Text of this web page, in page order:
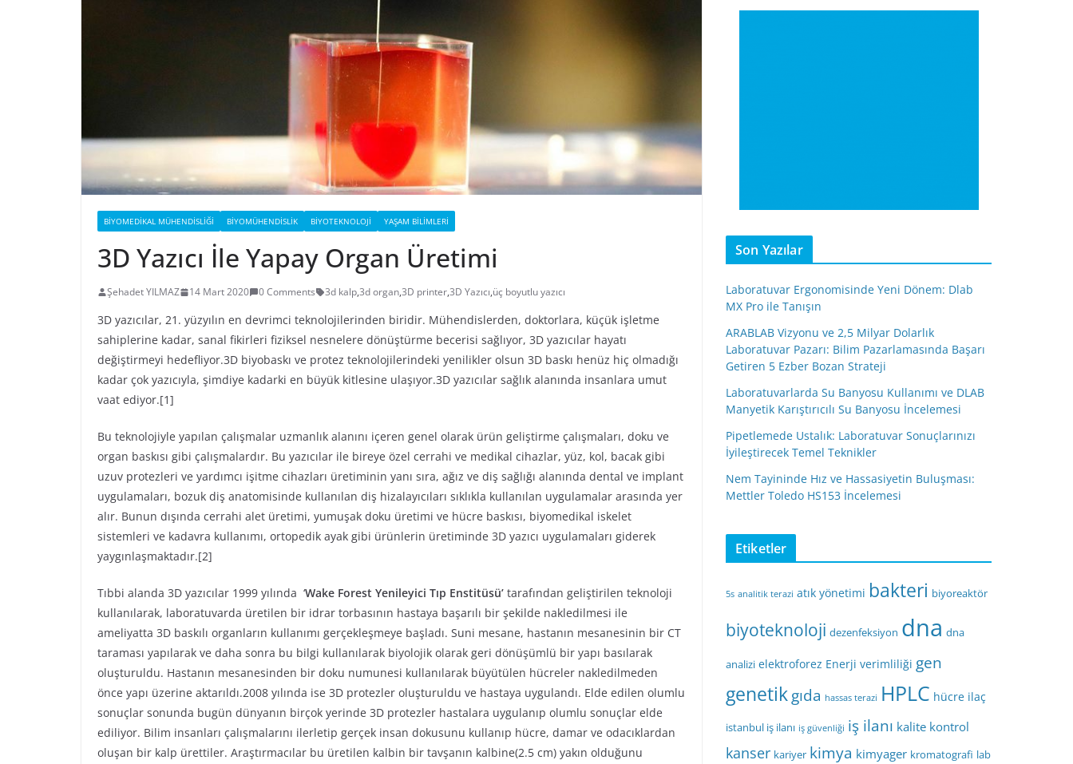
BIYOMEDIKAL MÜHENDISLIĞI BIYOMÜHENDISLIK BIYOTEKNOLOJI YAŞAM BILIMLERI
3D Yazıcı İle Yapay Organ Üretimi
Şehadet YILMAZ 14 Mart 2020 0 Comments 3d kalp,3d organ,3D printer,3D Yazıcı,üç boyutlu yazıcı
3D yazıcılar, 21. yüzyılın en devrimci teknolojilerinden biridir. Mühendislerden, doktorlara, küçük işletme
sahiplerine kadar, sanal fikirleri fiziksel nesnelere dönüştürme becerisi sağlıyor, 3D yazıcılar hayatı
değiştirmeyi hedefliyor.3D biyobaskı ve protez teknolojilerindeki yenilikler olsun 3D baskı henüz hiç olmadığı
kadar çok yazıcıyla, şimdiye kadarki en büyük kitlesine ulaşıyor.3D yazıcılar sağlık alanında insanlara umut
vaat ediyor.[1]
Bu teknolojiyle yapılan çalışmalar uzmanlık alanını içeren genel olarak ürün geliştirme çalışmaları, doku ve
organ baskısı gibi çalışmalardır. Bu yazıcılar ile bireye özel cerrahi ve medikal cihazlar, yüz, kol, bacak gibi
uzuv protezleri ve yardımcı işitme cihazları üretiminin yanı sıra, ağız ve diş sağlığı alanında dental ve implant
uygulamaları, bozuk diş anatomisinde kullanılan diş hizalayıcıları sıklıkla kullanılan uygulamalar arasında yer
alır. Bunun dışında cerrahi alet üretimi, yumuşak doku üretimi ve hücre baskısı, biyomedikal iskelet
sistemleri ve kadavra kullanımı, ortopedik ayak gibi ürünlerin üretiminde 3D yazıcı uygulamaları giderek
yaygınlaşmaktadır.[2]
Tıbbi alanda 3D yazıcılar 1999 yılında ‘Wake Forest Yenileyici Tıp Enstitüsü’ tarafından geliştirilen teknoloji
kullanılarak, laboratuvarda üretilen bir idrar torbasının hastaya başarılı bir şekilde nakledilmesi ile
ameliyatta 3D baskılı organların kullanımı gerçekleşmeye başladı. Suni mesane, hastanın mesanesinin bir CT
taraması yapılarak ve daha sonra bu bilgi kullanılarak biyolojik olarak geri dönüşümlü bir yapı basılarak
oluşturuldu. Hastanın mesanesinden bir doku numunesi kullanılarak büyütülen hücreler nakledilmeden
önce yapı üzerine aktarıldı.2008 yılında ise 3D protezler oluşturuldu ve hastaya uygulandı. Elde edilen olumlu
sonuçlar sonunda bugün dünyanın birçok yerinde 3D protezler hastalara uygulanıp olumlu sonuçlar elde
ediliyor. Bilim insanları çalışmalarını ilerletip gerçek insan dokusunu kullanıp hücre, damar ve odacıklardan
oluşan bir kalp ürettiler. Araştırmacılar bu üretilen kalbin bir tavşanın kalbine(2.5 cm) yakın olduğunu
Son Yazılar
Laboratuvar Ergonomisinde Yeni Dönem: Dlab
MX Pro ile Tanışın
ARABLAB Vizyonu ve 2,5 Milyar Dolarlık
Laboratuvar Pazarı: Bilim Pazarlamasında Başarı
Getiren 5 Ezber Bozan Strateji
Laboratuvarlarda Su Banyosu Kullanımı ve DLAB
Manyetik Karıştırıcılı Su Banyosu İncelemesi
Pipetlemede Ustalık: Laboratuvar Sonuçlarınızı
İyileştirecek Temel Teknikler
Nem Tayininde Hız ve Hassasiyetin Buluşması:
Mettler Toledo HS153 İncelemesi
Etiketler
5s analitik terazi atık yönetimi bakteri biyoreaktör
biyoteknoloji dezenfeksiyon dna dna
analizi elektroforez Enerji verimliliği gen
genetikgıda hassas terazi HPLC hücre ilaç
istanbul iş ilanı iş güvenliği iş ilanı kalite kontrol
kanser kariyer kimya kimyager kromatografi lab